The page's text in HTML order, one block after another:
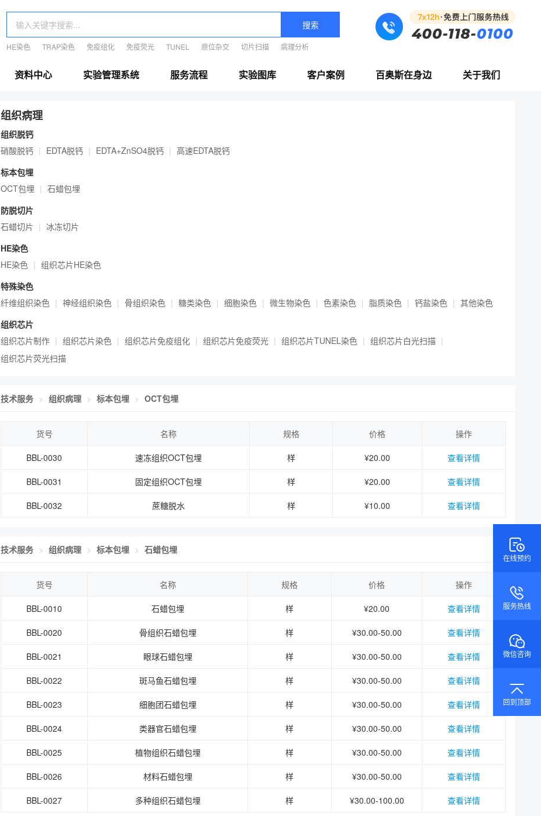
搜索
HE染色 TRAP染色 免疫组化 免疫荧光 TUNEL 原位杂交 切片扫描 病理分析
资料中心 实验管理系统 服务流程 实验图库 客户案例 百奥斯在身边 关于我们
组织病理
组织脱钙
硝酸脱钙
EDTA脱钙 EDTA+ZnSO4脱钙
高速EDTA脱钙
标本包埋
OCT包埋
石蜡包埋
防脱切片
石蜡切片
冰冻切片
HE染色
HE染色
组织芯片HE染色
特殊染色
纤维组织染色
神经组织染色 骨组织染色 糖类染色 细胞染色 微生物染色 色素染色 脂质染色 钙盐染色
其他染色
组织芯片
组织芯片制作
组织芯片染色 组织芯片免疫组化 组织芯片免疫荧光 组织芯片TUNEL染色
组织芯片白光扫描
组织芯片荧光扫描
技术服务 组织病理 标本包埋 OCT包埋
货号 名称 规格 价格 操作
BBL-0030 速冻组织OCT包埋 样 ¥20.00 查看详情
BBL-0031 固定组织OCT包埋 样 ¥20.00 查看详情
BBL-0032 蔗糖脱水 样 ¥10.00 查看详情
技术服务 组织病理 标本包埋 石蜡包埋
货号 名称 规格 价格 操作
BBL-0010 石蜡包埋 样 ¥20.00 查看详情
BBL-0020 骨组织石蜡包埋 样 ¥30.00-50.00 查看详情
BBL-0021 眼球石蜡包埋 样 ¥30.00-50.00 查看详情
BBL-0022 斑马鱼石蜡包埋 样 ¥30.00-50.00 查看详情
BBL-0023 细胞团石蜡包埋 样 ¥30.00-50.00 查看详情
BBL-0024 类器官石蜡包埋 样 ¥30.00-50.00 查看详情
BBL-0025 植物组织石蜡包埋 样 ¥30.00-50.00 查看详情
BBL-0026 材料石蜡包埋 样 ¥30.00-50.00 查看详情
BBL-0027 多种组织石蜡包埋 样 ¥30.00-100.00 查看详情
在线预约
服务热线
微信咨询
回到顶部